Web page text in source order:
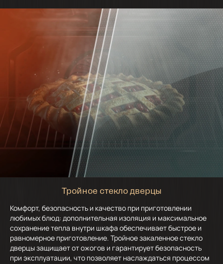
Тройное стекло дверцы
Комфорт, безопасность и качество при приготовлении
любимых блюд: дополнительная изоляция и максимальное
сохранение тепла внутри шкафа обеспечивает быстрое и
равномерное приготовление. Тройное закаленное стекло
дверцы защищает от ожогов и гарантирует безопасность
при эксплуатации, что позволяет наслаждаться процессом